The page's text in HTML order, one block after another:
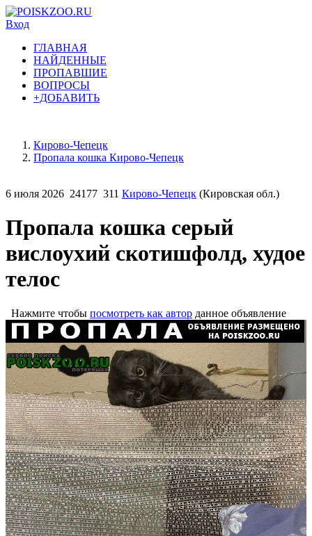
Вход
ГЛАВНАЯ
НАЙДЕННЫЕ
ПРОПАВШИЕ
ВОПРОСЫ
+ДОБАВИТЬ
Кирово-Чепецк
Пропала кошка Кирово-Чепецк
6 июля 2026 24177 311 Кирово-Чепецк (Кировская обл.)
Пропала кошка серый
вислоухий скотишфолд, худое
телос
Нажмите чтобы посмотреть как автор данное объявление